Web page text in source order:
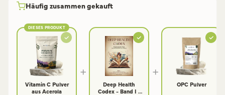
Häufig zusammen gekauft
DIESES PRODUKT
Vitamin C Pulver
aus Acerola
+
Deep Health
Codex - Band I -
+
OPC Pulver